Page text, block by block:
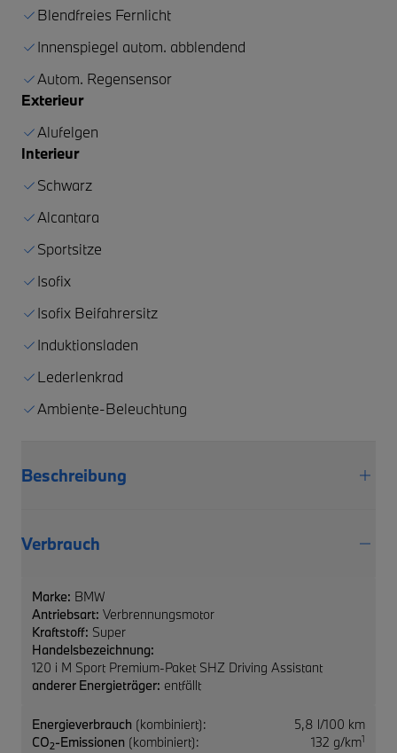
Blendfreies Fernlicht
Innenspiegel autom. abblendend
Autom. Regensensor
Exterieur
Alufelgen
Interieur
Schwarz
Alcantara
Sportsitze
Isofix
Isofix Beifahrersitz
Induktionsladen
Lederlenkrad
Ambiente-Beleuchtung
Beschreibung
Verbrauch
Marke: BMW
Antriebsart: Verbrennungsmotor
Kraftstoff: Super
Handelsbezeichnung:
120 i M Sport Premium-Paket SHZ Driving Assistant
anderer Energieträger: entfällt
Energieverbrauch (kombiniert):
5,8 l/100 km
CO2-Emissionen (kombiniert): 132 g/km1